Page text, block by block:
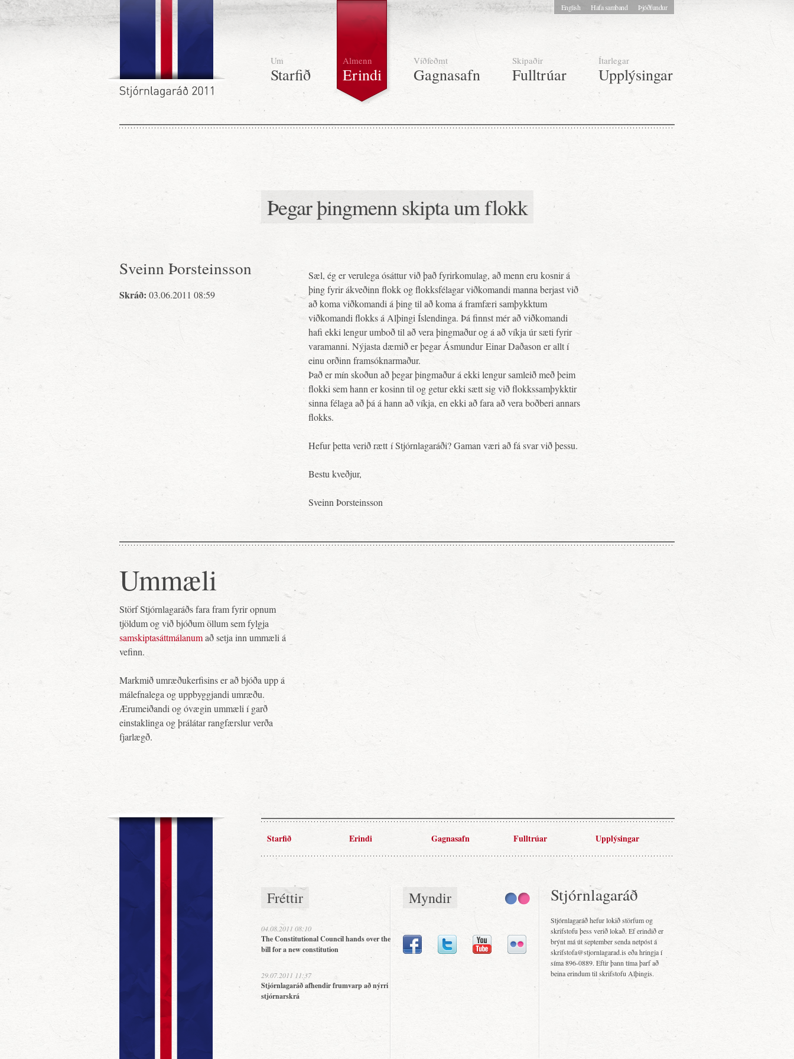
Um
Starfið
Almenn
Erindi
Víðfeðmt
Gagnasafn
Skipaðir
Fulltrúar
Ítarlegar
Upplýsingar
English Hafa samband Þjóðfundur
Þegar þingmenn skipta um flokk
Sveinn Þorsteinsson
Skráð: 03.06.2011 08:59
Sæl, ég er verulega ósáttur við það fyrirkomulag, að menn eru kosnir á
þing fyrir ákveðinn flokk og flokksfélagar viðkomandi manna berjast við
að koma viðkomandi á þing til að koma á framfæri samþykktum
viðkomandi flokks á Alþingi Íslendinga. Þá finnst mér að viðkomandi
hafi ekki lengur umboð til að vera þingmaður og á að víkja úr sæti fyrir
varamanni. Nýjasta dæmið er þegar Ásmundur Einar Daðason er allt í
einu orðinn framsóknarmaður.
Það er mín skoðun að þegar þingmaður á ekki lengur samleið með þeim
flokki sem hann er kosinn til og getur ekki sætt sig við flokkssamþykktir
sinna félaga að þá á hann að víkja, en ekki að fara að vera boðberi annars
flokks.
Hefur þetta verið rætt í Stjórnlagaráði? Gaman væri að fá svar við þessu.
Bestu kveðjur,
Sveinn Þorsteinsson
Ummæli
Störf Stjórnlagaráðs fara fram fyrir opnum
tjöldum og við bjóðum öllum sem fylgja
samskiptasáttmálanumað setja inn ummæli á
vefinn.
Markmið umræðukerfisins er að bjóða upp á
málefnalega og uppbyggjandi umræðu.
Ærumeiðandi og óvægin ummæli í garð
einstaklinga og þrálátar rangfærslur verða
fjarlægð.
Starfið Erindi Gagnasafn Fulltrúar Upplýsingar
Fréttir
04.08.2011 08:10
The Constitutional Council hands over the
bill for a new constitution
29.07.2011 11:37
Stjórnlagaráð afhendir frumvarp að nýrri
stjórnarskrá
Myndir Stjórnlagaráð
Stjórnlagaráð hefur lokið störfum og
skrifstofu þess verið lokað. Ef erindið er
brýnt má út september senda netpóst á
skrifstofa@stjornlagarad.is eða hringja í
síma 896-0889. Eftir þann tíma þarf að
beina erindum til skrifstofu Alþingis.